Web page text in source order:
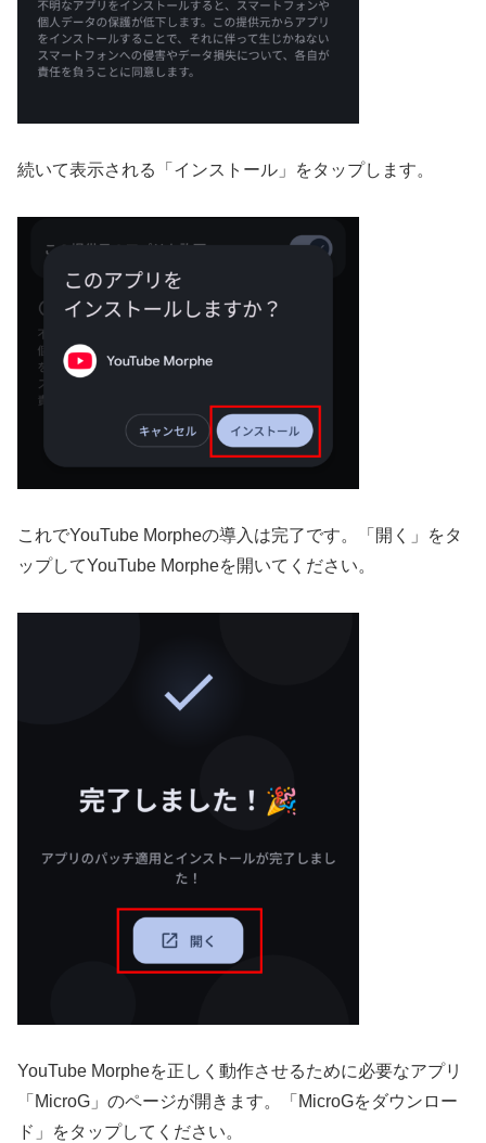
続いて表示される「インストール」をタップします。
これでYouTube Morpheの導入は完了です。「開く」をタ
ップしてYouTube Morpheを開いてください。
YouTube Morpheを正しく動作させるために必要なアプリ
「MicroG」のページが開きます。「MicroGをダウンロー
ド」をタップしてください。